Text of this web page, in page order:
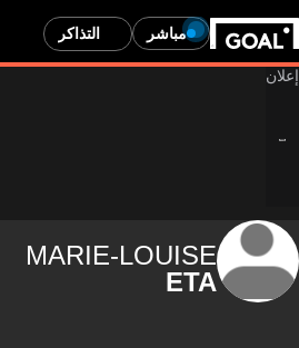
مباشر التذاكر
MARIE-LOUISE
ETA